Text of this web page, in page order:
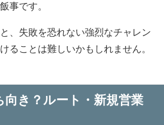
事です。
、失敗を恐れない強烈なチャレン
ることは難しいかもしれません。
き？ルート・新規営業